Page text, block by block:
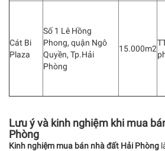
Cát Bi
Plaza
Số 1 Lê Hồng
Phong, quận Ngô
Quyền, Tp.Hải
Phòng
15.000m2
Lưu ý và kinh nghiệm khi mua
Phòng
Kinh nghiệm mua bán nhà đất Hải Phòng